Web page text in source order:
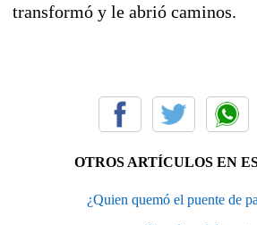
transformó y le abrió caminos.
OTROS ARTÍCULOS EN
¿Quien quemó el puente de